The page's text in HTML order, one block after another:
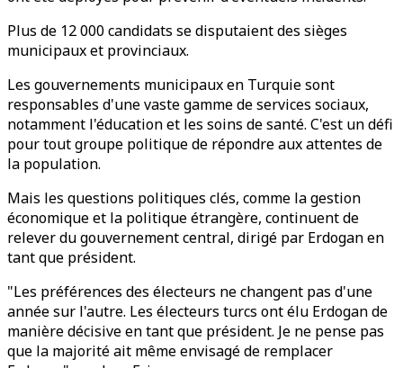
Plus de 12 000 candidats se disputaient des sièges
municipaux et provinciaux.
Les gouvernements municipaux en Turquie sont
responsables d'une vaste gamme de services sociaux,
notamment l'éducation et les soins de santé. C'est un défi
pour tout groupe politique de répondre aux attentes de
la population.
Mais les questions politiques clés, comme la gestion
économique et la politique étrangère, continuent de
relever du gouvernement central, dirigé par Erdogan en
tant que président.
"Les préférences des électeurs ne changent pas d'une
année sur l'autre. Les électeurs turcs ont élu Erdogan de
manière décisive en tant que président. Je ne pense pas
que la majorité ait même envisagé de remplacer